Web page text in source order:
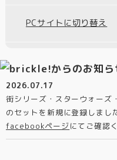
PCサイトに切り替え
2026.07.17
街シリーズ・スターウォー
のセットを新規に登録しまし
facebookページ にてご確認